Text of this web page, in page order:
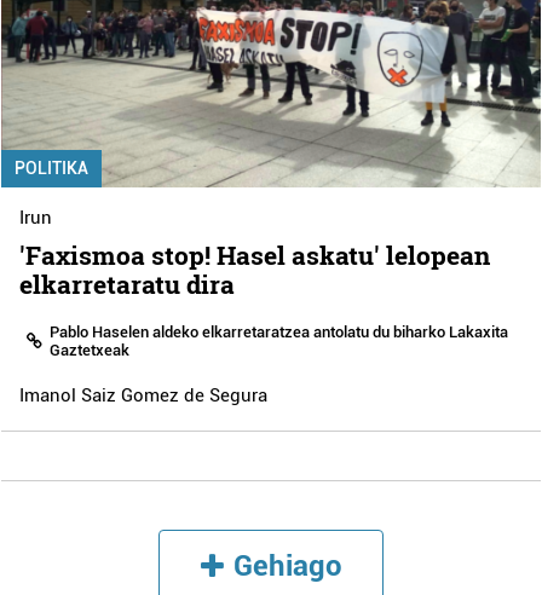
POLITIKA
Irun
'Faxismoa stop! Hasel askatu' lelopean
elkarretaratu dira
Pablo Haselen aldeko elkarretaratzea antolatu du biharko Lakaxita
Gaztetxeak
Imanol Saiz Gomez de Segura
Gehiago